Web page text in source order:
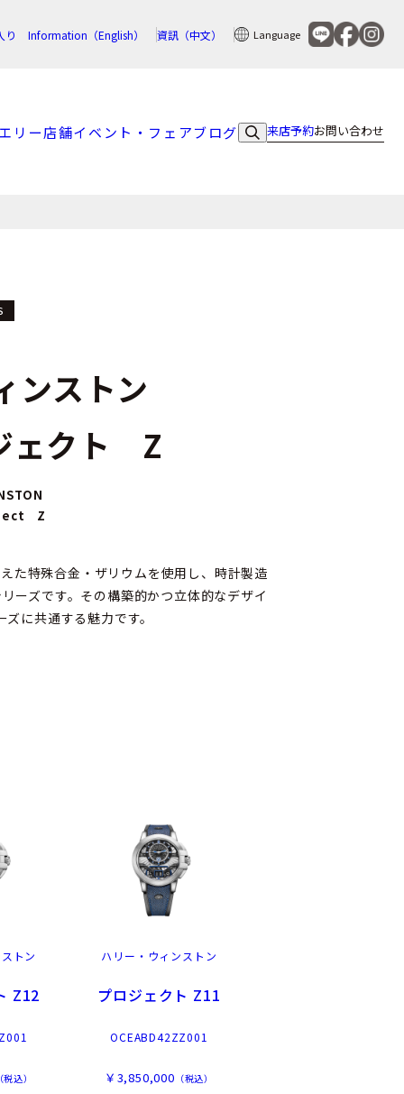
り Information（English） 資訊（中文） Language
リー店舗イベント・フェアブログ 来店予約お問い合わせ
ンストン
ェクト Z
Z
た特殊合金・ザリウムを使用し、時計製造
ーズです。その構築的かつ立体的なデザイ
に共通する魅力です。
トン
Z12
税込）
ハリー・ウィンストン
プロジェクト Z11
OCEABD42ZZ001
￥3,850,000 （税込）